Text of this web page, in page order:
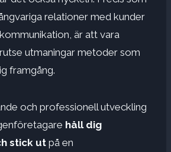
relationer med kunder
är att vara
utmaningar metoder som
framgång.
och professionell utveckling
håll dig
stick ut på en